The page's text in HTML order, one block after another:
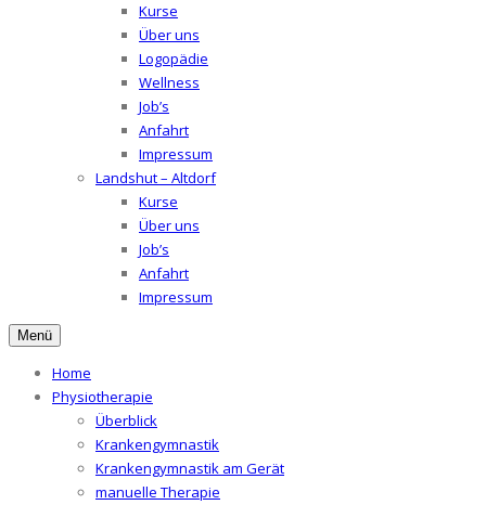
Kurse
Über uns
Logopädie
Wellness
Job’s
Anfahrt
Impressum
Landshut – Altdorf
Kurse
Über uns
Job’s
Anfahrt
Impressum
Menü
Home
Physiotherapie
Überblick
Krankengymnastik
Krankengymnastik am Gerät
manuelle Therapie